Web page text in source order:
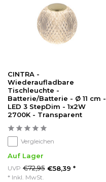
CINTRA -
Wiederaufladbare
Tischleuchte -
Batterie/Batterie - Ø 11 cm -
LED 3 StepDim - 1x2W
2700K - Transparent
Vergleichen
Auf Lager
UVP €72,95 €58,39 *
* Inkl. MwSt.